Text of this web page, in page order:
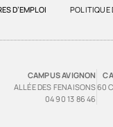
D’EMPLOI POLITIQUE
CAMPUS AVIGNON
ALLÉE DES FENAISONS
04 90 13 86 46
60